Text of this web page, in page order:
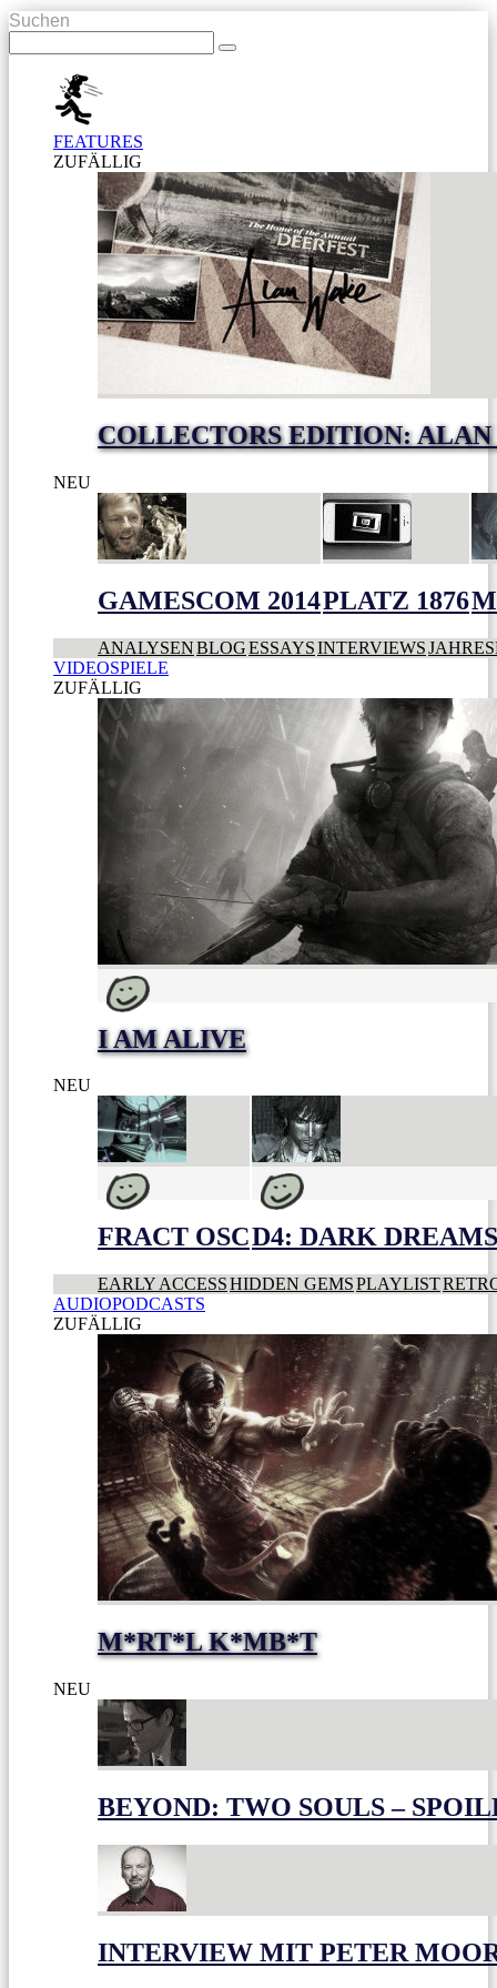
Suchen
FEATURES
ZUFÄLLIG
COLLECTORS EDITION:
NEU
GAMESCOM 2014PLATZ 1876
ANALYSENBLOGESSAYSINTERVIEWS
VIDEOSPIELE
ZUFÄLLIG
I AM ALIVE
NEU
FRACT OSCD4: DARK
EARLY ACCESSHIDDEN GEMSPLAYLIST
AUDIOPODCASTS
ZUFÄLLIG
M*RT*L K*MB*T
NEU
BEYOND: TWO SOULS –
INTERVIEW MIT PETER